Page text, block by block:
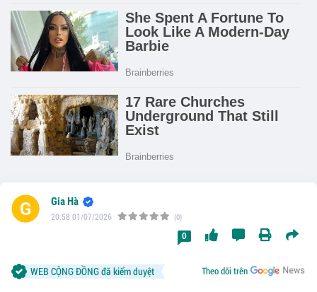
Gia Hà
20:58 01/07/2026 (0)
0
Theo dõi trên
WEB CỘNG ĐỒNG đã kiểm duyệt